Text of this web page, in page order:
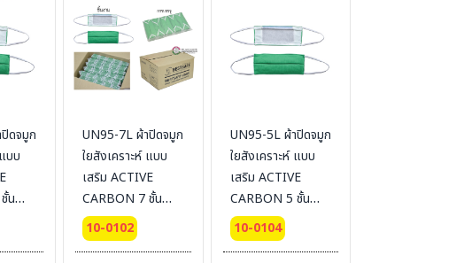
ดจมูก
บบ
น
UN95-7L ผ้าปิดจมูก
ใยสังเคราะห์ แบบ
เสริม ACTIVE
CARBON 7 ชั้น
[แพ็ครวม]
#BESTSAFE
10-0102
UN95-5L ผ้าปิดจมูก
ใยสังเคราะห์ แบบ
เสริม ACTIVE
CARBON 5 ชั้น
[แพ็คแยกชิ้น]
#BESTSAFE
10-0104